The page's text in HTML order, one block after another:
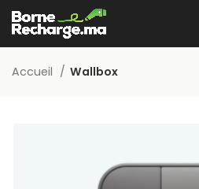
Accueil Wallbox